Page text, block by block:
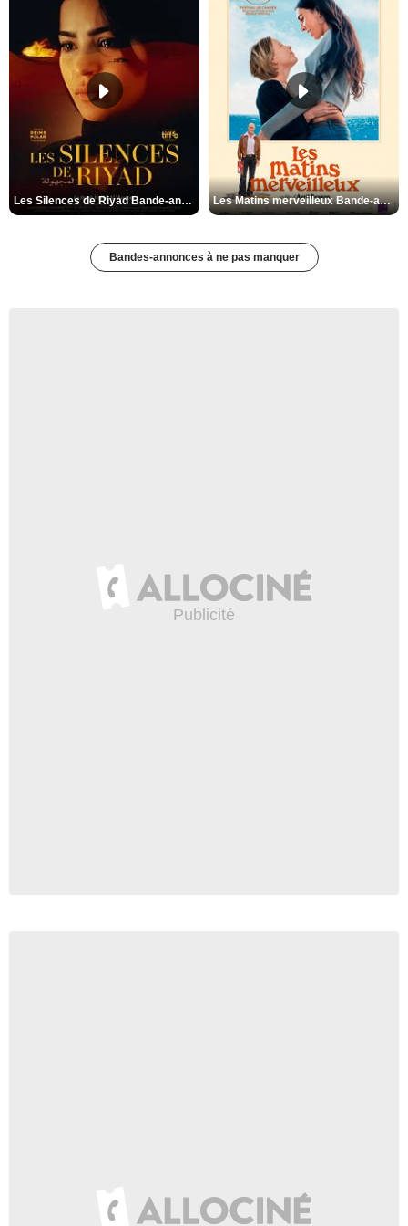
Les Silences de Riyad Bande-annonce VO STFR Les Matins merveilleux Bande-annonce VF
Bandes-annonces à ne pas manquer